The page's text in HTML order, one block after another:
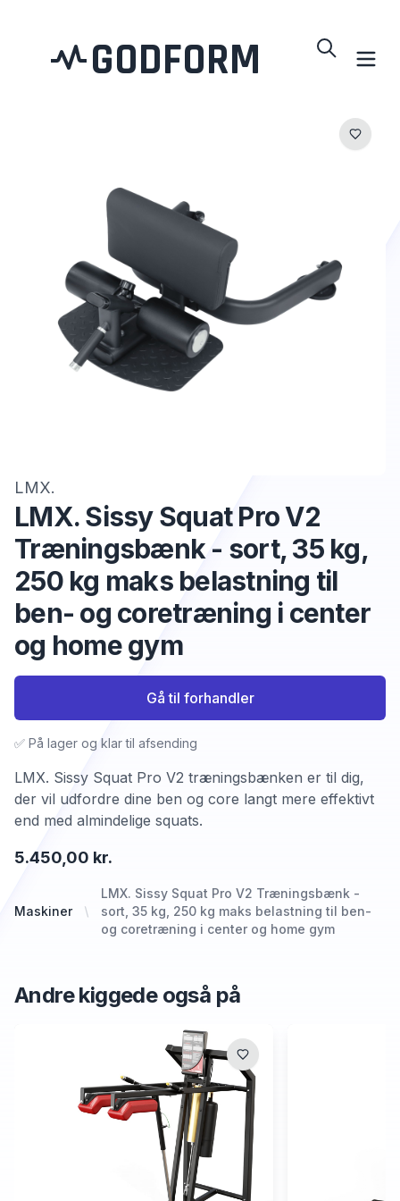
GODFORM
LMX.
LMX. Sissy Squat Pro V2
Træningsbænk - sort, 35 kg,
250 kg maks belastning til
ben- og coretræning i center
og home gym
Maskiner
LMX. Sissy Squat Pro V2 Træningsbænk -
sort, 35 kg, 250 kg maks belastning til ben-
og coretræning i center og home gym
5.450,00 kr.
LMX. Sissy Squat Pro V2 træningsbænken er til dig,
der vil udfordre dine ben og core langt mere effektivt
end med almindelige squats.
✅ På lager og klar til afsending
Gå til forhandler
Andre kiggede også på